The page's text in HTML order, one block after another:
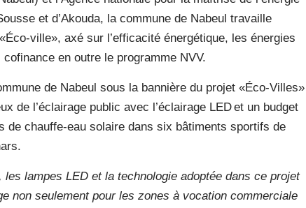
et d’Akouda, la commune de Nabeul travaille
ville», axé sur l’efficacité énergétique, les énergies
en outre le programme NVV.
de Nabeul sous la bannière du projet «Éco-Villes»
de l’éclairage public avec l’éclairage LED et un budget
de chauffe-eau solaire dans six bâtiments sportifs de
lampes LED et la technologie adoptée dans ce projet
non seulement pour les zones à vocation commerciale